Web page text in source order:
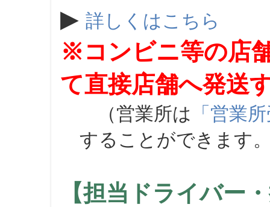
▶ 詳しくはこちら
※コンビニ等の店
て直接店舗へ発送
（営業所は 「営業
することができます
【担当ドライバー